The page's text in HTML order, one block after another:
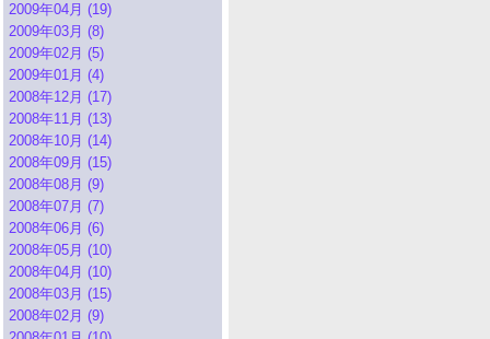
2009年04月 (19)
2009年03月 (8)
2009年02月 (5)
2009年01月 (4)
2008年12月 (17)
2008年11月 (13)
2008年10月 (14)
2008年09月 (15)
2008年08月 (9)
2008年07月 (7)
2008年06月 (6)
2008年05月 (10)
2008年04月 (10)
2008年03月 (15)
2008年02月 (9)